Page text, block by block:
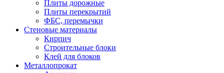
Плиты дорожные
Плиты перекрытий
ФБС, перемычки
Стеновые материалы
Кирпич
Строительные блоки
Клей для блоков
Металлопрокат